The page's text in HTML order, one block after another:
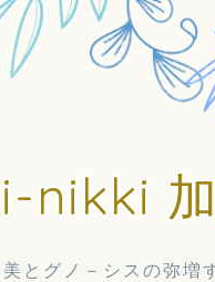
nikki
とグノ－シスの弥増